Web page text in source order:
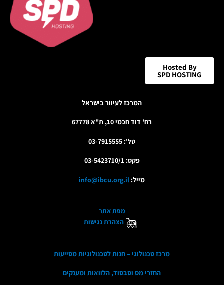
Hosted By
SPD HOSTING
המרכז לעיוור בישראל
רח' דוד חכמי 10, ת"א 67778
טל': 03-7915555
פקס: 03-5423710/1
מייל: info@ibcu.org.il
מפת אתר
הצהרת נגישות
מרכז טכנולוגי – חנות לטכנולוגיות מסייעות
החזרי מס וסבסוד, הלוואות ומענקים